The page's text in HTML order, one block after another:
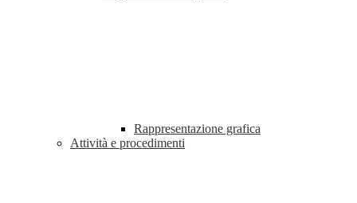
Rappresentazione grafica
Attività e procedimenti